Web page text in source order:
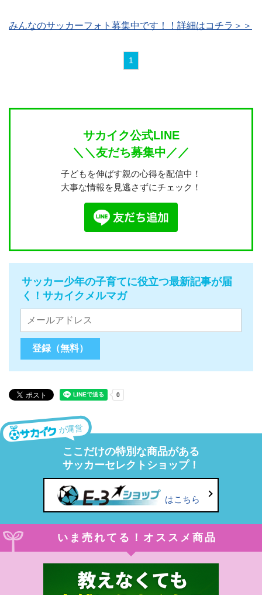
みんなのサッカーフォト募集中です！！詳細はコチラ＞＞
1
サカイク公式LINE
＼＼友だち募集中／／
子どもを伸ばす親の心得を配信中！
大事な情報を見逃さずにチェック！
サッカー少年の子育てに役立つ最新記事が届
く！サカイクメルマガ
が運営
ここだけの特別な商品がある
サッカーセレクトショップ！
はこちら
いま売れてる！オススメ商品